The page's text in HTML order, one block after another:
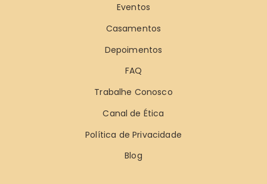
Eventos
Casamentos
Depoimentos
FAQ
Trabalhe Conosco
Canal de Ética
Política de Privacidade
Blog